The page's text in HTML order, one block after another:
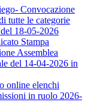
Convocazione
tutte le categorie
18-05-2026
Stampa
Assemblea
del 14-04-2026 in
online elenchi
in ruolo 2026-